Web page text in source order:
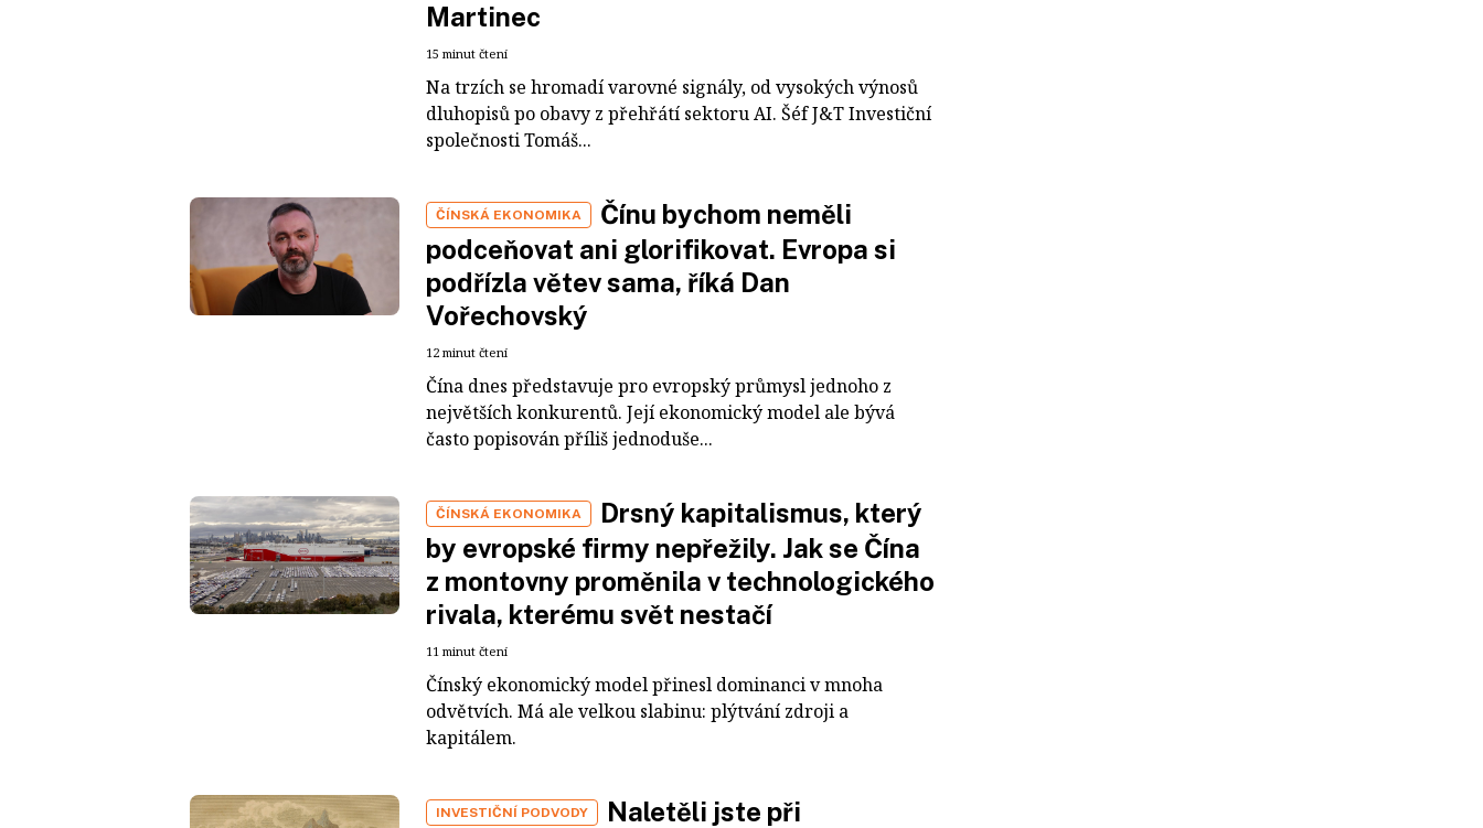
Martinec
15 minut čtení
Na trzích se hromadí varovné signály, od vysokých výnosů
dluhopisů po obavy z přehřátí sektoru AI. Šéf J&T Investiční
společnosti Tomáš...
ČÍNSKÁ EKONOMIKA
Čínu bychom neměli
podceňovat ani glorifikovat. Evropa si
podřízla větev sama, říká Dan
Vořechovský
12 minut čtení
Čína dnes představuje pro evropský průmysl jednoho z
největších konkurentů. Její ekonomický model ale bývá
často popisován příliš jednoduše...
ČÍNSKÁ EKONOMIKA
Drsný kapitalismus, který
by evropské firmy nepřežily. Jak se Čína
z montovny proměnila v technologického
rivala, kterému svět nestačí
11 minut čtení
Čínský ekonomický model přinesl dominanci v mnoha
odvětvích. Má ale velkou slabinu: plýtvání zdroji a
kapitálem.
INVESTIČNÍ PODVODY Naletěli jste při